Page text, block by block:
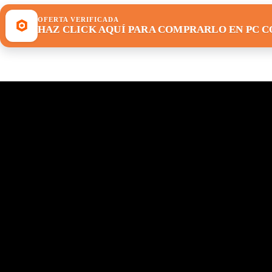
OFERTA VERIFICADA
HAZ CLICK AQUÍ PARA COMPRARLO EN PC